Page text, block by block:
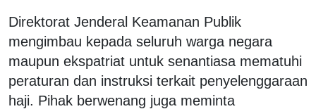
Direktorat Jenderal Keamanan Publik
mengimbau kepada seluruh warga negara
maupun ekspatriat untuk senantiasa mematuhi
peraturan dan instruksi terkait penyelenggaraan
haji. Pihak berwenang juga meminta